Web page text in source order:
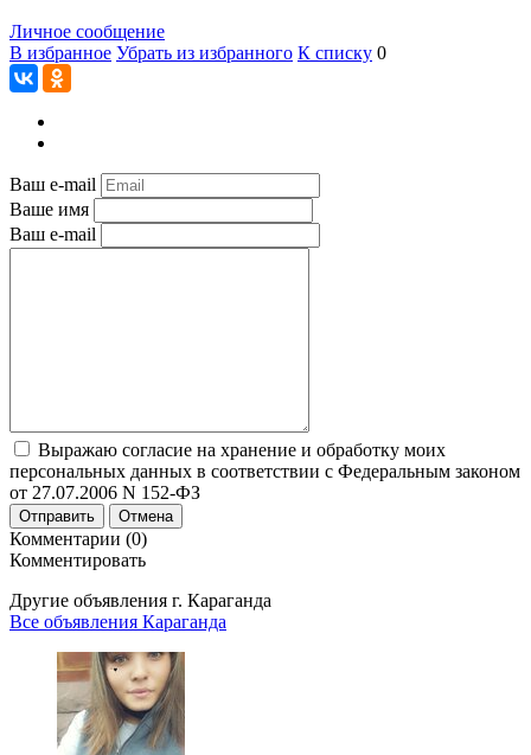
Личное сообщение
В избранное Убрать из избранного К списку 0
Ваш e-mail
Ваше имя
Ваш e-mail
Выражаю согласие на хранение и обработку моих
персональных данных в соответствии с Федеральным законом
от 27.07.2006 N 152-ФЗ
Отправить Отмена
Комментарии (0)
Комментировать
Другие объявления г. Караганда
Все объявления Караганда